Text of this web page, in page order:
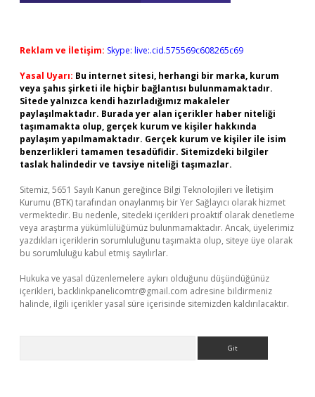
Reklam ve İletişim: Skype: live:.cid.575569c608265c69
Yasal Uyarı: Bu internet sitesi, herhangi bir marka, kurum
veya şahıs şirketi ile hiçbir bağlantısı bulunmamaktadır.
Sitede yalnızca kendi hazırladığımız makaleler
paylaşılmaktadır. Burada yer alan içerikler haber niteliği
taşımamakta olup, gerçek kurum ve kişiler hakkında
paylaşım yapılmamaktadır. Gerçek kurum ve kişiler ile isim
benzerlikleri tamamen tesadüfidir. Sitemizdeki bilgiler
taslak halindedir ve tavsiye niteliği taşımazlar.
Sitemiz, 5651 Sayılı Kanun gereğince Bilgi Teknolojileri ve İletişim
Kurumu (BTK) tarafından onaylanmış bir Yer Sağlayıcı olarak hizmet
vermektedir. Bu nedenle, sitedeki içerikleri proaktif olarak denetleme
veya araştırma yükümlülüğümüz bulunmamaktadır. Ancak, üyelerimiz
yazdıkları içeriklerin sorumluluğunu taşımakta olup, siteye üye olarak
bu sorumluluğu kabul etmiş sayılırlar.
Hukuka ve yasal düzenlemelere aykırı olduğunu düşündüğünüz
içerikleri, backlinkpanelicomtr@gmail.com adresine bildirmeniz
halinde, ilgili içerikler yasal süre içerisinde sitemizden kaldırılacaktır.